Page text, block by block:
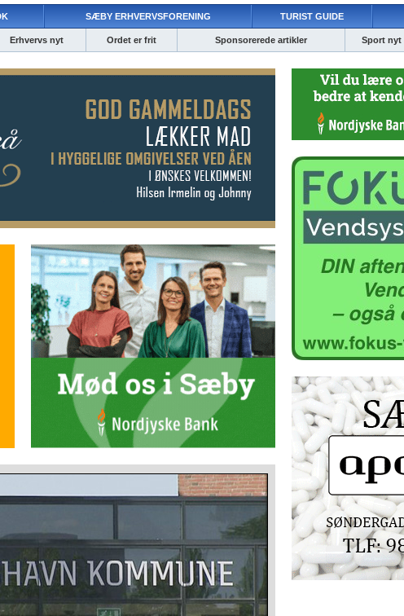
SÆBY ERHVERVSFORENING TURIST GUIDE
Erhvervs nyt Ordet er frit Sponsorerede artikler Sport nyt